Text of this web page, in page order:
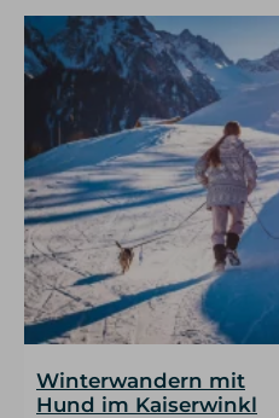
Winterwandern mit
Hund im Kaiserwinkl